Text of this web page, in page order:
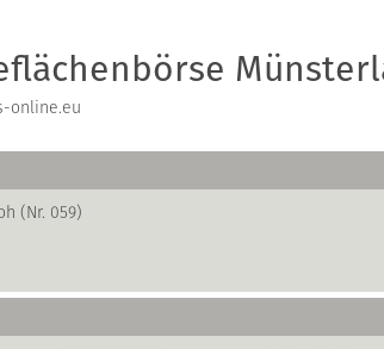
online.eu
(Nr. 059)